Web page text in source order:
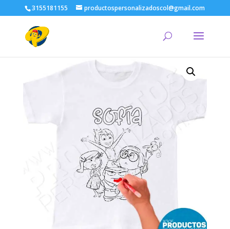
3155181155 productospersonalizadoscol@gmail.com